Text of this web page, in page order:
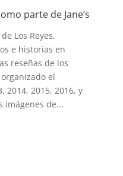
parte de Jane’s
Los Reyes,
e historias en
reseñas de los
el
2014, 2015, 2016, y
imágenes de...